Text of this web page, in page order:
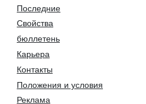
Последние
Свойства
бюллетень
Карьера
Контакты
Положения и условия
Реклама